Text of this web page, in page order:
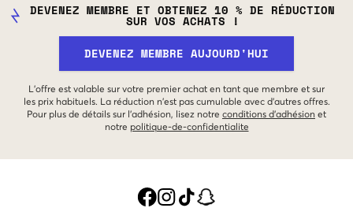
DEVENEZ MEMBRE ET OBTENEZ 10 % DE RÉDUCTION
SUR VOS ACHATS !
DEVENEZ MEMBRE AUJOURD'HUI
L'offre est valable sur votre premier achat en tant que membre et sur
les prix habituels. La réduction n'est pas cumulable avec d'autres offres.
Pour plus de détails sur l'adhésion, lisez notre conditions d'adhésion et
notre politique-de-confidentialite